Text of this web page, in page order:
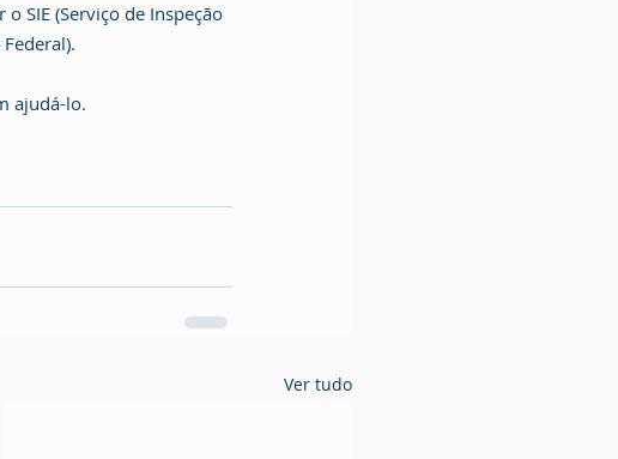
SIE (Serviço de Inspeção
ajudá-lo.
Ver tudo